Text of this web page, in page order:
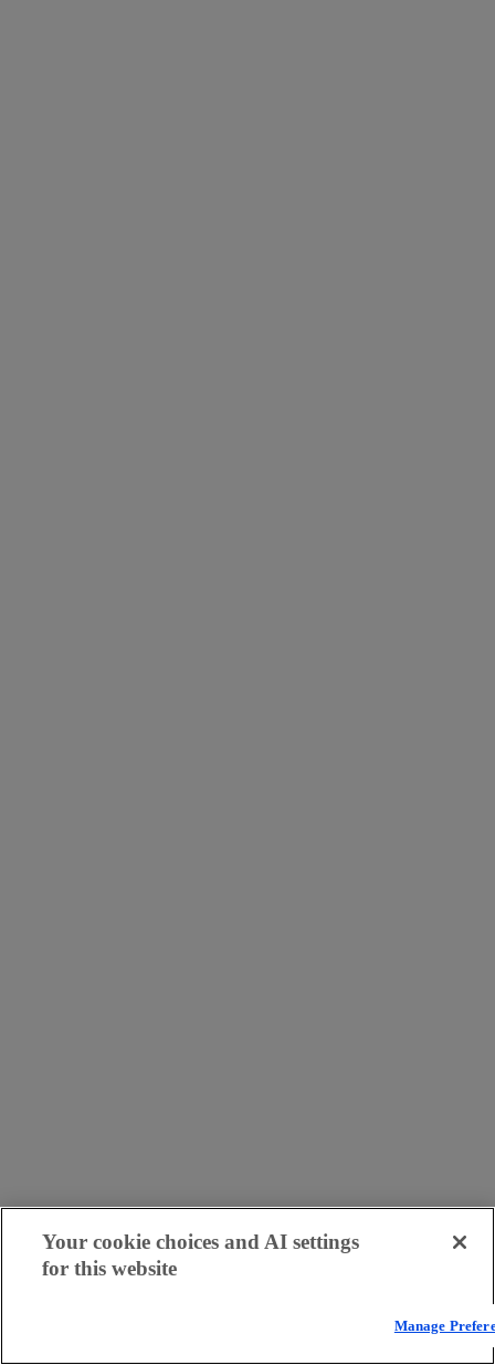
Your cookie choices and AI settings
for this website
Manage